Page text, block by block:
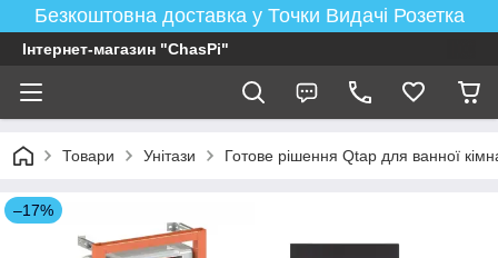
Безкоштовна доставка у Точки Видачі Розетка
Інтернет-магазин "ChasPi"
Товари Унітази Готове рішення Qtap для ванної
–17%